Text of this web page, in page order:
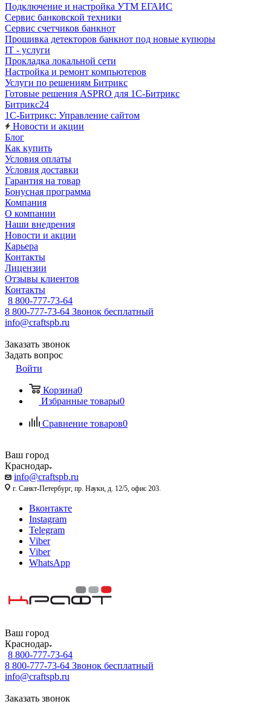
Подключение и настройка УТМ ЕГАИС
Сервис банковской техники
Сервис счетчиков банкнот
Прошивка детекторов банкнот под новые купюры
IT - услуги
Прокладка локальной сети
Настройка и ремонт компьютеров
Услуги по решениям Битрикс
Готовые решения ASPRO для 1С-Битрикс
Битрикс24
1С-Битрикс: Управление сайтом
Новости и акции
Блог
Как купить
Условия оплаты
Условия доставки
Гарантия на товар
Бонусная программа
Компания
О компании
Наши внедрения
Новости и акции
Карьера
Контакты
Лицензии
Отзывы клиентов
Контакты
8 800-777-73-64
8 800-777-73-64 Звонок бесплатный
info@craftspb.ru
Заказать звонок
Задать вопрос
Войти
Корзина0
Избранные товары0
Сравнение товаров0
Ваш город
Краснодар
info@craftspb.ru
г. Санкт-Петербург, пр. Науки, д. 12/5, офис 203.
Вконтакте
Instagram
Telegram
Viber
Viber
WhatsApp
Ваш город
Краснодар
8 800-777-73-64
8 800-777-73-64 Звонок бесплатный
info@craftspb.ru
Заказать звонок